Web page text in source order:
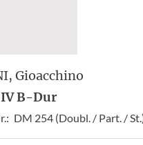
, Gioacchino
IV B-Dur
DM 254 (Doubl. / Part. /